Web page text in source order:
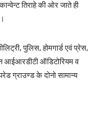
तिराहे की ओर जाते ही
पुलिस, होमगार्ड एवं प्रेस,
आईआरडीटी ऑडिटोरियम व
ग्राउण्ड के दोनो सामान्य